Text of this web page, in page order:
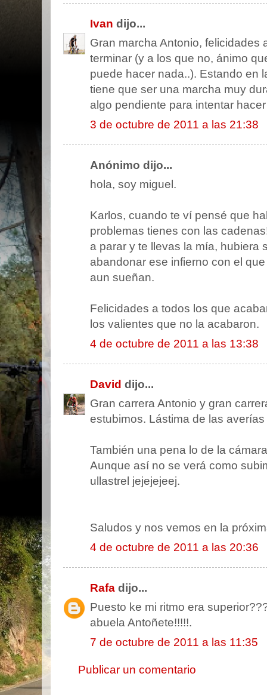
Ivan dijo...
Gran marcha Antonio, felicidades
terminar (y a los que no, ánimo
puede hacer nada..). Estando en
tiene que ser una marcha muy
algo pendiente para intentar
3 de octubre de 2011 a las 21:38
Anónimo dijo...
hola, soy miguel.
Karlos, cuando te ví pensé que
problemas tienes con las
a parar y te llevas la mía, hubiera
abandonar ese infierno con el
aun sueñan.
Felicidades a todos los que
los valientes que no la acabaron.
4 de octubre de 2011 a las 13:38
David dijo...
Gran carrera Antonio y gran
estubimos. Lástima de las
También una pena lo de la
Aunque así no se verá como
ullastrel jejejejeej.
Saludos y nos vemos en la
4 de octubre de 2011 a las 20:36
Rafa dijo...
Puesto ke mi ritmo era
abuela Antoñete!!!!!.
7 de octubre de 2011 a las 11:35
Publicar un comentario